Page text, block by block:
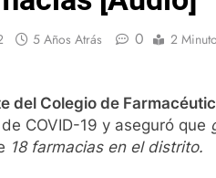
5 Años Atrás 0 2
del Colegio de
COVID-19 y aseguró que
18 farmacias en el distrito.